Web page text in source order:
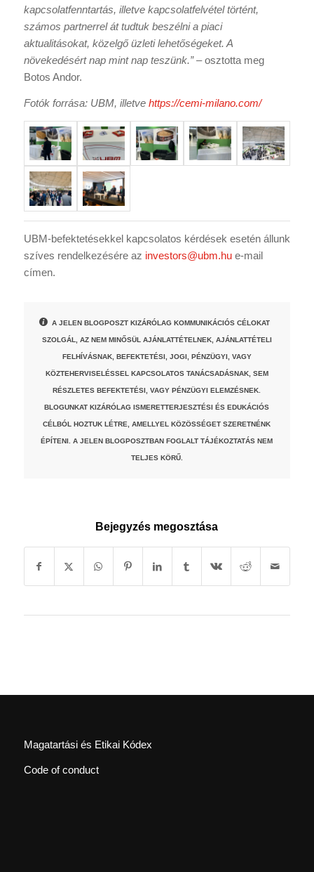
kapcsolatfenntartás, illetve kapcsolatfelvétel történt,
számos partnerrel át tudtuk beszélni a piaci
aktualitásokat, közelgő üzleti lehetőségeket. A
növekedésért nap mint nap teszünk.”– osztotta meg
Botos Andor.
Fotók forrása: UBM, illetve https://cemi-milano.com/
UBM-befektetésekkel kapcsolatos kérdések esetén állunk
szíves rendelkezésére az investors@ubm.hue-mail
címen.
A JELEN BLOGPOSZT KIZÁRÓLAG KOMMUNIKÁCIÓS CÉLOKAT
SZOLGÁL, AZ NEM MINŐSÜL AJÁNLATTÉTELNEK, AJÁNLATTÉTELI
FELHÍVÁSNAK, BEFEKTETÉSI, JOGI, PÉNZÜGYI, VAGY
KÖZTEHERVISELÉSSEL KAPCSOLATOS TANÁCSADÁSNAK, SEM
RÉSZLETES BEFEKTETÉSI, VAGY PÉNZÜGYI ELEMZÉSNEK.
BLOGUNKAT KIZÁRÓLAG ISMERETTERJESZTÉSI ÉS EDUKÁCIÓS
CÉLBÓL HOZTUK LÉTRE, AMELLYEL KÖZÖSSÉGET SZERETNÉNK
ÉPÍTENI. A JELEN BLOGPOSZTBAN FOGLALT TÁJÉKOZTATÁS NEM
TELJES KÖRŰ.
Bejegyzés megosztása
Magatartási és Etikai Kódex
Code of conduct